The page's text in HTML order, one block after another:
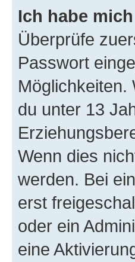
Ich habe
Überprüfe
Passwort
Möglichkeiten.
du unter 13
Wenn dies
werden. Bei
erst
oder ein
eine